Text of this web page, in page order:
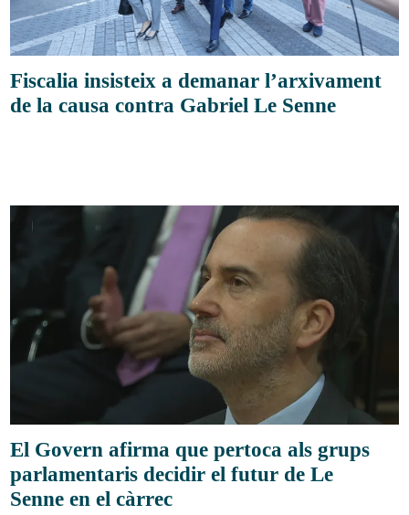
Fiscalia insisteix a demanar l’arxivament
de la causa contra Gabriel Le Senne
El Govern afirma que pertoca als grups
parlamentaris decidir el futur de Le
Senne en el càrrec